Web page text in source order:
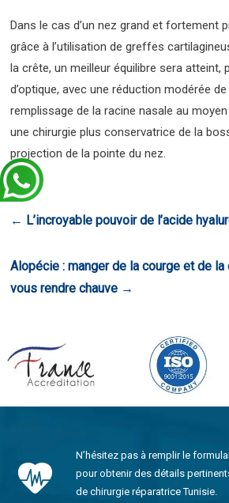
Dans le cas d’un nez grand et fortement
grâce à l’utilisation de greffes
la crête, un meilleur équilibre sera atteint,
d’optique, avec une réduction modérée
remplissage de la racine nasale au
une chirurgie plus conservatrice de la
projection de la pointe du nez.
← L’incroyable pouvoir de l’acide
Alopécie : manger de la courge et de
vous rendre chauve →
N’hésitez pas à remplir le
pour obtenir des détails
de chirurgie réparatrice Tunisie.